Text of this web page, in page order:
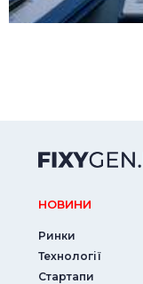
НОВИНИ
Ринки
Технології
Стартапи